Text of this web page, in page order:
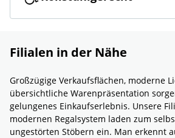
Filialen in der Nähe
Großzügige Verkaufsflächen, moderne
übersichtliche Warenpräsentation
gelungenes Einkaufserlebnis. Unsere
modernen Regalsystem laden zum
ungestörten Stöbern ein. Man erkennt